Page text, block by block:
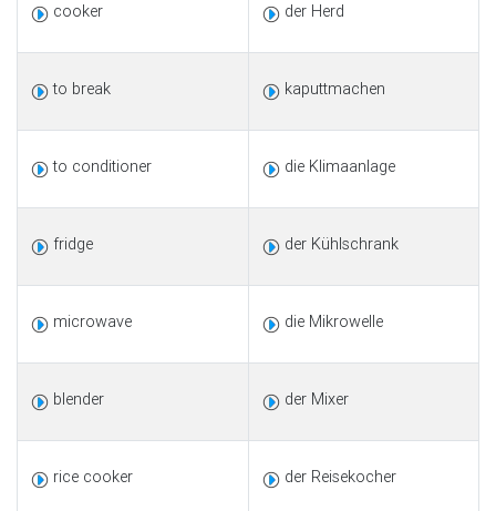
cooker der Herd
to break kaputtmachen
to conditioner die Klimaanlage
fridge der Kühlschrank
microwave die Mikrowelle
blender der Mixer
rice cooker der Reisekocher